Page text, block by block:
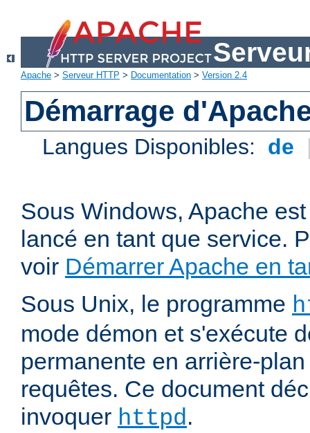
Apache > Serveur HTTP > Documentation > Version 2.4
Démarrage
Langues Disponibles: de
Sous Windows, Apache
lancé en tant que service.
voir Démarrer Apache en
Sous Unix, le programme
mode démon et s'exécute
permanente en arrière-
requêtes. Ce document
invoquer httpd.